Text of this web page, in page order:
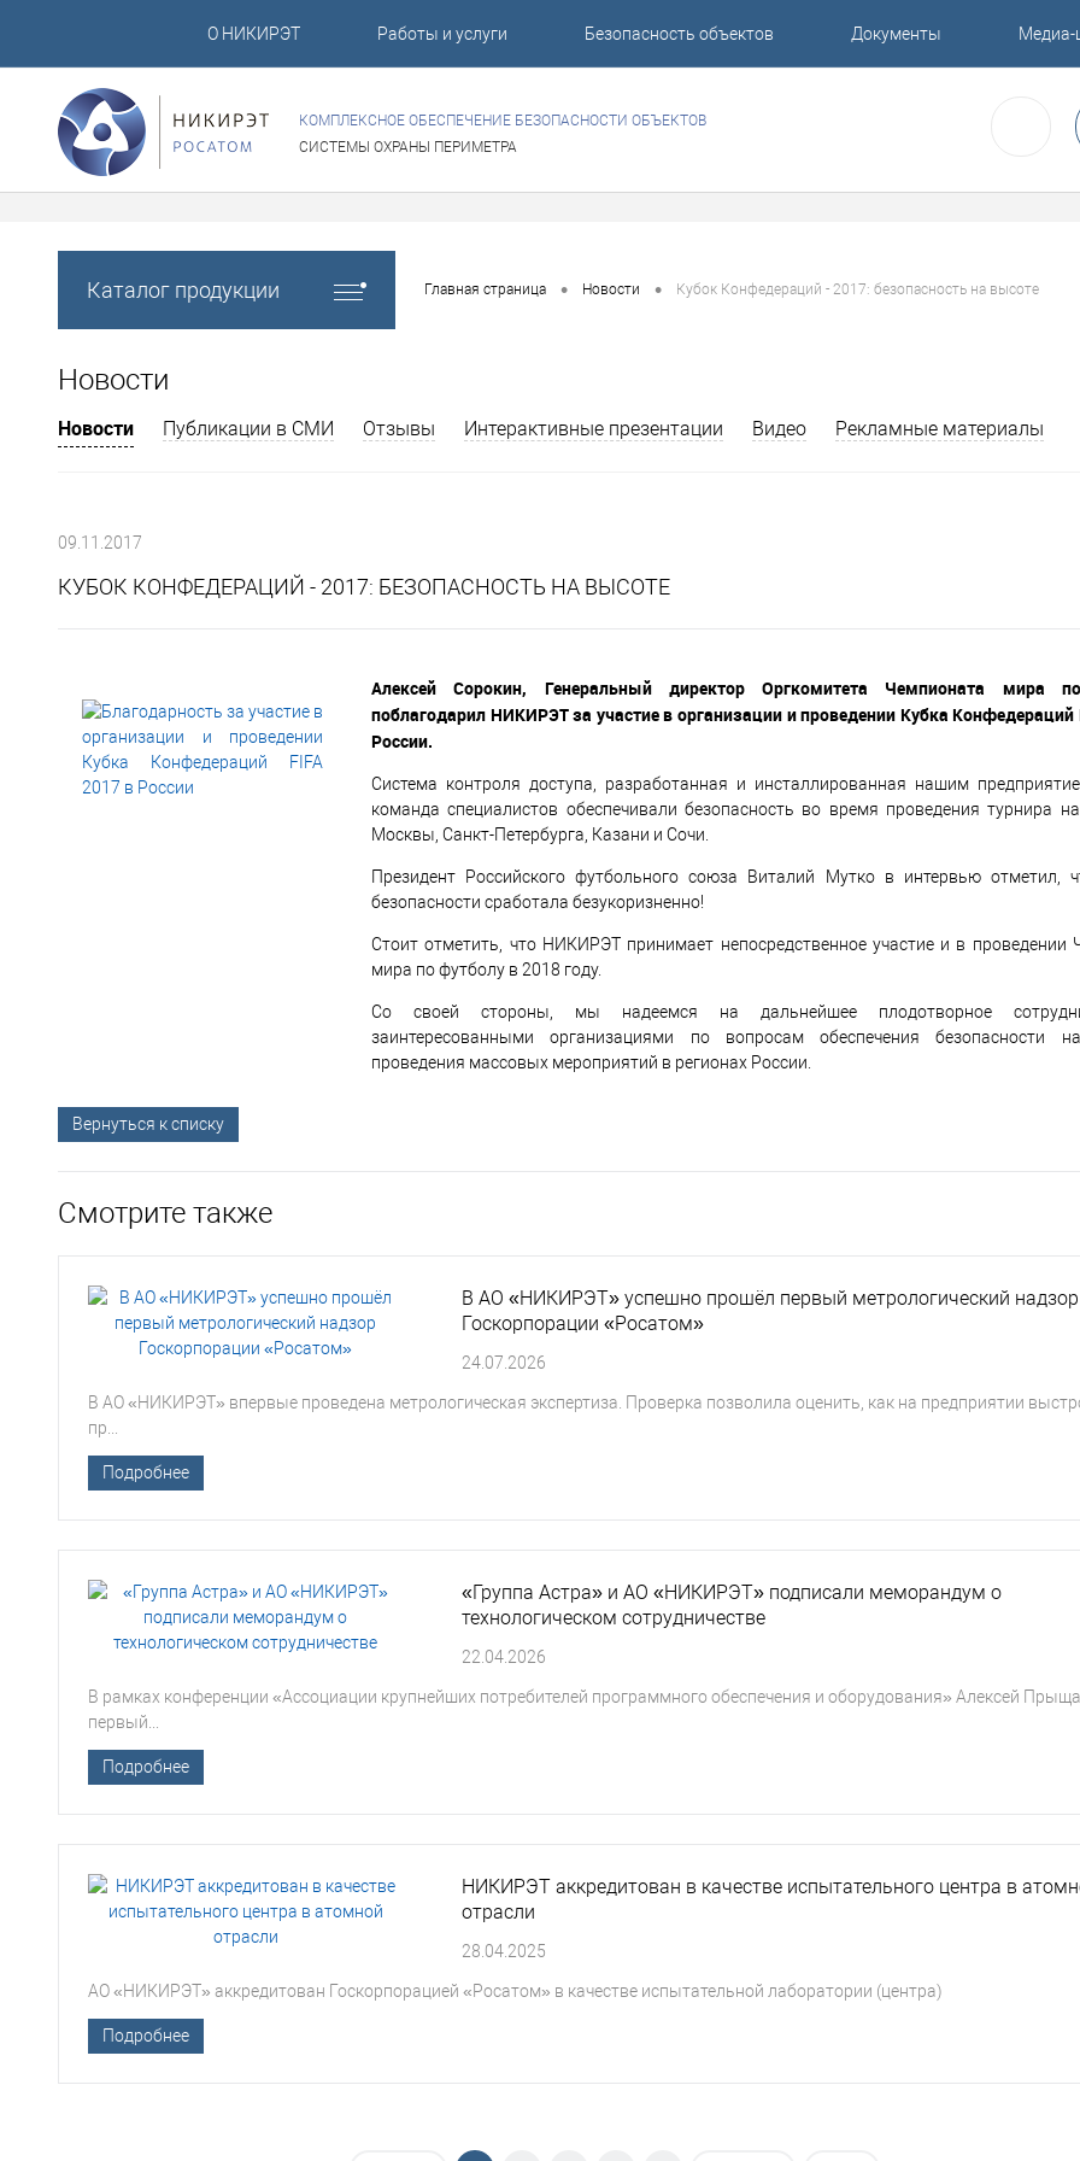
О НИКИРЭТ Работы и услуги Безопасность объектов Документы Медиа-
КОМПЛЕКСНОЕ ОБЕСПЕЧЕНИЕ БЕЗОПАСНОСТИ ОБЪЕКТОВ
СИСТЕМЫ ОХРАНЫ ПЕРИМЕТРА
Каталог продукции Главная страница • Новости • Кубок Конфедераций - 2017: безопасность на высоте
Новости
Новости Публикации в СМИ Отзывы Интерактивные презентации Видео Рекламные материалы
09.11.2017
КУБОК КОНФЕДЕРАЦИЙ - 2017: БЕЗОПАСНОСТЬ НА ВЫСОТЕ
Алексей Сорокин, Генеральный директор Оргкомитета Чемпионата мира
поблагодарил НИКИРЭТ за участие в организации и проведении Кубка Конфедераций
России.
Система контроля доступа, разработанная и инсталлированная нашим
команда специалистов обеспечивали безопасность во время проведения турнира
Москвы, Санкт-Петербурга, Казани и Сочи.
Президент Российского футбольного союза Виталий Мутко в интервью отметил,
безопасности сработала безукоризненно!
Стоит отметить, что НИКИРЭТ принимает непосредственное участие и в проведении
мира по футболу в 2018 году.
Со своей стороны, мы надеемся на дальнейшее плодотворное
заинтересованными организациями по вопросам обеспечения безопасности
проведения массовых мероприятий в регионах России.
Вернуться к списку
Смотрите также
В АО «НИКИРЭТ» успешно прошёл первый метрологический надзор
Госкорпорации «Росатом»
24.07.2026
В АО «НИКИРЭТ» впервые проведена метрологическая экспертиза. Проверка позволила оценить, как на предприятии
пр...
Подробнее
«Группа Астра» и АО «НИКИРЭТ» подписали меморандум о
технологическом сотрудничестве
22.04.2026
В рамках конференции «Ассоциации крупнейших потребителей программного обеспечения и оборудования» Алексей
первый...
Подробнее
НИКИРЭТ аккредитован в качестве испытательного центра в
отрасли
28.04.2025
АО «НИКИРЭТ» аккредитован Госкорпорацией «Росатом» в качестве испытательной лаборатории (центра)
Подробнее